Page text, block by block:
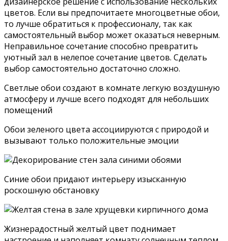
цветов. Если вы предпочитаете многоцветные обои,
то лучше обратиться к профессионалу, так как
самостоятельный выбор может оказаться неверным.
Неправильное сочетание способно превратить
уютный зал в нелепое сочетание цветов. Сделать
выбор самостоятельно достаточно сложно.
Светлые обои создают в комнате легкую воздушную
атмосферу и лучше всего подходят для небольших
помещений
Обои зеленого цвета ассоциируются с природой и
вызывают только положительные эмоции
Синие обои придают интерьеру изысканную
роскошную обстановку
Жизнерадостный желтый цвет поднимает